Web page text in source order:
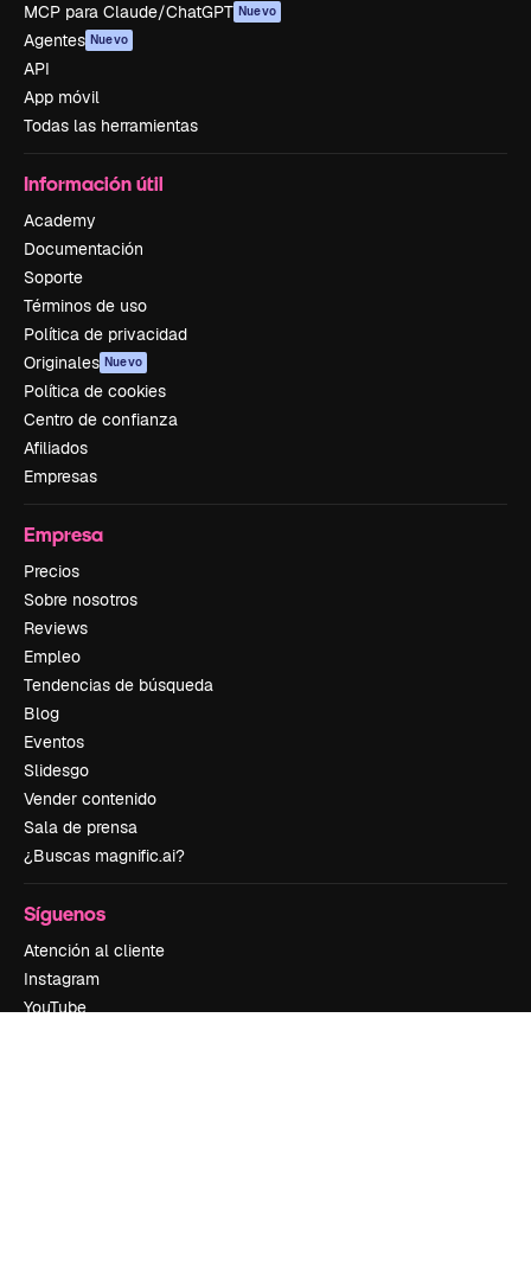
MCP para Claude/ChatGPT Nuevo
Agentes Nuevo
API
App móvil
Todas las herramientas
Información útil
Academy
Documentación
Soporte
Términos de uso
Política de privacidad
Originales Nuevo
Política de cookies
Centro de confianza
Afiliados
Empresas
Empresa
Precios
Sobre nosotros
Reviews
Empleo
Tendencias de búsqueda
Blog
Eventos
Slidesgo
Vender contenido
Sala de prensa
¿Buscas magnific.ai?
Síguenos
Atención al cliente
Instagram
YouTube